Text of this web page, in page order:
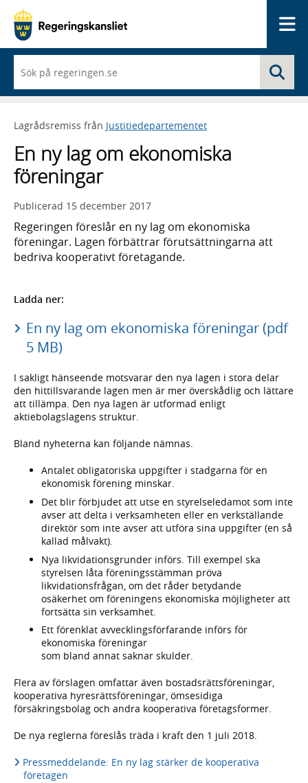
du
börjar
skriva
framträder
lista
med
sökförslag
Lagrådsremiss från Justitiedepartementet
En ny lag om ekonomiska
föreningar
Publicerad 15 december 2017
Regeringen föreslår en ny lag om ekonomiska
föreningar. Lagen förbättrar förutsättningarna att
bedriva kooperativt företagande.
Ladda ner:
En ny lag om ekonomiska föreningar (pdf
5 MB)
I sakligt hänseende motsvarar den nya lagen i stora delar
den hittillsvarande lagen men är mer överskådlig och lättare
att tillämpa. Den nya lagen är utformad enligt
aktiebolagslagens struktur.
Bland nyheterna kan följande nämnas.
Antalet obligatoriska uppgifter i stadgarna för en
ekonomisk förening minskar.
Det blir förbjudet att utse en styrelseledamot som inte
avser att delta i verksamheten eller en verkställande
direktör som inte avser att utföra sina uppgifter (en så
kallad målvakt).
Nya likvidationsgrunder införs. Till exempel ska
styrelsen låta föreningsstämman pröva
likvidationsfrågan, om det råder betydande
osäkerhet om föreningens ekonomiska möjligheter att
fortsätta sin verksamhet.
Ett förenklat avvecklingsförfarande införs för
ekonomiska föreningar
som bland annat saknar skulder.
Flera av förslagen omfattar även bostadsrättsföreningar,
kooperativa hyresrättsföreningar, ömsesidiga
försäkringsbolag och andra kooperativa företagsformer.
De nya reglerna föreslås träda i kraft den 1 juli 2018.
Pressmeddelande: En ny lag stärker de kooperativa
företagen